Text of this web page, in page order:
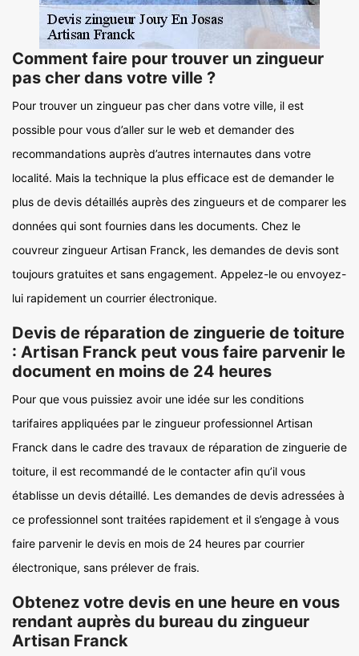
Comment faire pour trouver un zingueur
pas cher dans votre ville ?
Pour trouver un zingueur pas cher dans votre ville, il est
possible pour vous d’aller sur le web et demander des
recommandations auprès d’autres internautes dans votre
localité. Mais la technique la plus efficace est de demander le
plus de devis détaillés auprès des zingueurs et de comparer les
données qui sont fournies dans les documents. Chez le
couvreur zingueur Artisan Franck, les demandes de devis sont
toujours gratuites et sans engagement. Appelez-le ou envoyez-
lui rapidement un courrier électronique.
Devis de réparation de zinguerie de toiture
: Artisan Franck peut vous faire parvenir le
document en moins de 24 heures
Pour que vous puissiez avoir une idée sur les conditions
tarifaires appliquées par le zingueur professionnel Artisan
Franck dans le cadre des travaux de réparation de zinguerie de
toiture, il est recommandé de le contacter afin qu’il vous
établisse un devis détaillé. Les demandes de devis adressées à
ce professionnel sont traitées rapidement et il s’engage à vous
faire parvenir le devis en mois de 24 heures par courrier
électronique, sans prélever de frais.
Obtenez votre devis en une heure en vous
rendant auprès du bureau du zingueur
Artisan Franck